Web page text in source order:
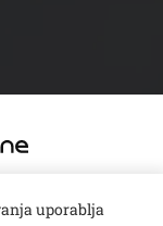
uporablja